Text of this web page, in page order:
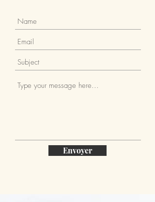
Envoyer